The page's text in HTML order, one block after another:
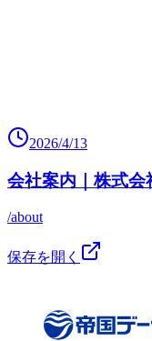
2026/4/13
会社案内｜株式
/about
保存を開く